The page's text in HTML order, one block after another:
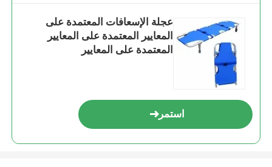
عجلة الإسعافات المعتمدة على
المعايير المعتمدة على المعايير
المعتمدة على المعايير
استمر